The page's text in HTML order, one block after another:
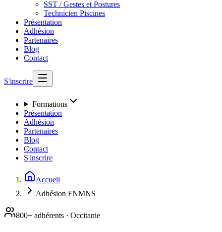
SST / Gestes et Postures
Technicien Piscines
Présentation
Adhésion
Partenaires
Blog
Contact
S'inscrire
Formations
Présentation
Adhésion
Partenaires
Blog
Contact
S'inscrire
Accueil
Adhésion FNMNS
800+ adhérents · Occitanie